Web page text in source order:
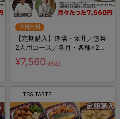
送料無料
【定期購入】道場・坂井／惣菜
2人用コース／各月・各種×2
袋 計12袋
¥7,560（税込）
TBS TASTE